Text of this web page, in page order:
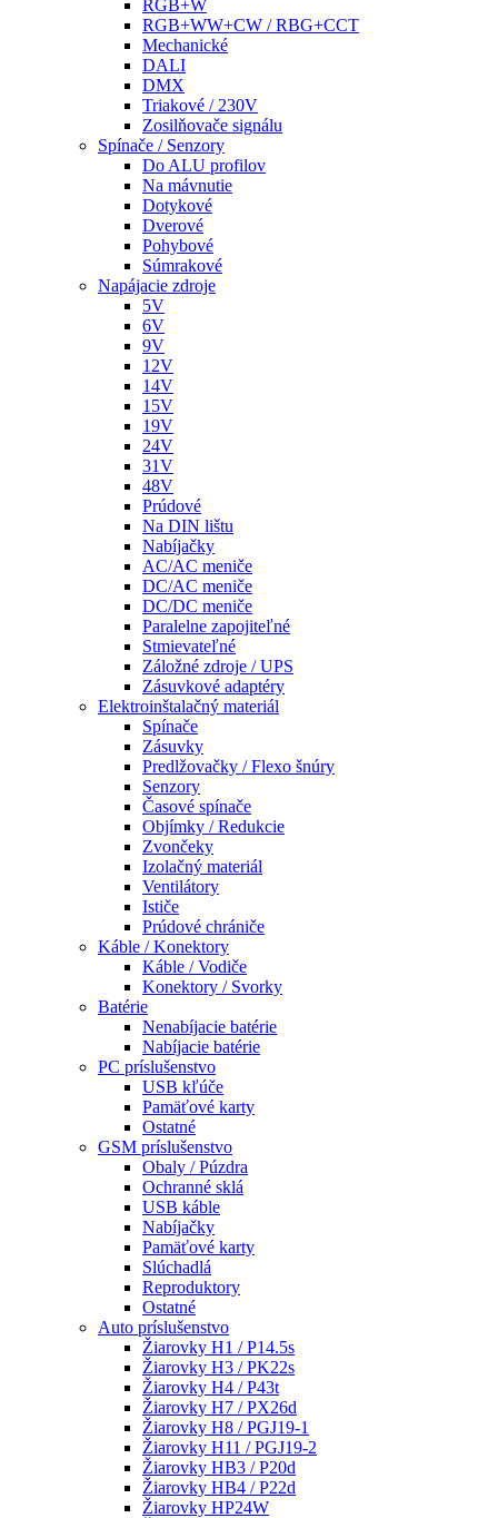
RGB+W
RGB+WW+CW / RBG+CCT
Mechanické
DALI
DMX
Triakové / 230V
Zosilňovače signálu
Spínače / Senzory
Do ALU profilov
Na mávnutie
Dotykové
Dverové
Pohybové
Súmrakové
Napájacie zdroje
5V
6V
9V
12V
14V
15V
19V
24V
31V
48V
Prúdové
Na DIN lištu
Nabíjačky
AC/AC meniče
DC/AC meniče
DC/DC meniče
Paralelne zapojiteľné
Stmievateľné
Záložné zdroje / UPS
Zásuvkové adaptéry
Elektroinštalačný materiál
Spínače
Zásuvky
Predlžovačky / Flexo šnúry
Senzory
Časové spínače
Objímky / Redukcie
Zvončeky
Izolačný materiál
Ventilátory
Ističe
Prúdové chrániče
Káble / Konektory
Káble / Vodiče
Konektory / Svorky
Batérie
Nenabíjacie batérie
Nabíjacie batérie
PC príslušenstvo
USB kľúče
Pamäťové karty
Ostatné
GSM príslušenstvo
Obaly / Púzdra
Ochranné sklá
USB káble
Nabíjačky
Pamäťové karty
Slúchadlá
Reproduktory
Ostatné
Auto príslušenstvo
Žiarovky H1 / P14.5s
Žiarovky H3 / PK22s
Žiarovky H4 / P43t
Žiarovky H7 / PX26d
Žiarovky H8 / PGJ19-1
Žiarovky H11 / PGJ19-2
Žiarovky HB3 / P20d
Žiarovky HB4 / P22d
Žiarovky HP24W